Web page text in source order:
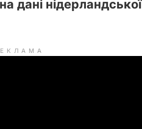
дані нідерландської